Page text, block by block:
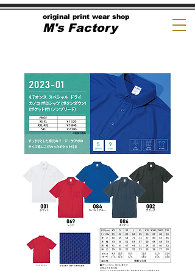
original print wear shop
M's Factory